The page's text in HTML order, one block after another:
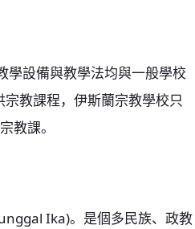
學設備與教學法均與一般學校
教課程，伊斯蘭宗教學校只
教課。
Ika)。是個多民族、政教